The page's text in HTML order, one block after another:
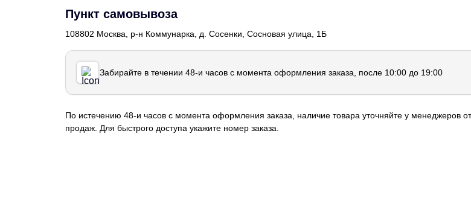
Пункт самовывоза
108802 Москва, р-н Коммунарка, д. Сосенки, Сосновая улица, 1Б
Забирайте в течении 48-и часов с момента оформления заказа, после 10:00 до 19:00
По истечению 48-и часов с момента оформления заказа, наличие товара уточняйте у менеджеров
продаж. Для быстрого доступа укажите номер заказа.